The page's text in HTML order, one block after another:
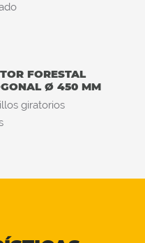
FORESTAL
Ø 450 MM
giratorios